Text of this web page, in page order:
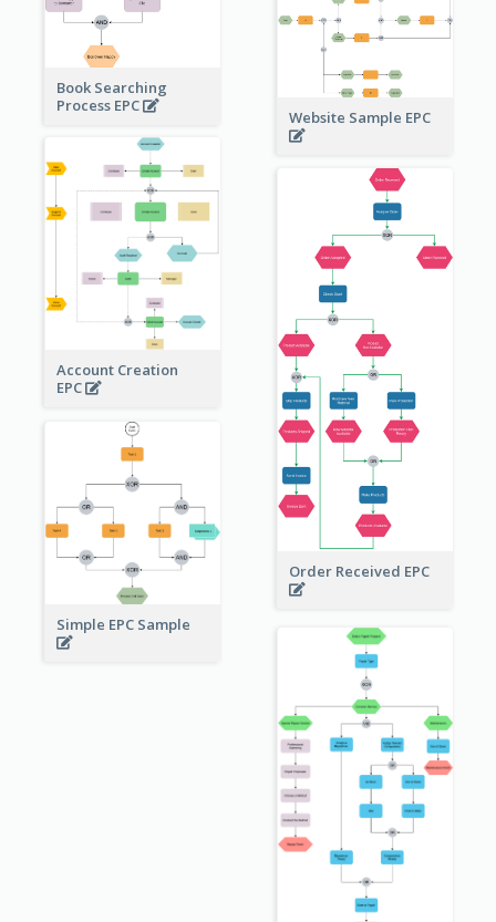
Book Searching
Process EPC
Website Sample EPC
Account Creation
EPC
Order Received EPC
Simple EPC Sample